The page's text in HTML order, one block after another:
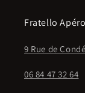
Fratello
9 Rue de
06 84 47 32 64